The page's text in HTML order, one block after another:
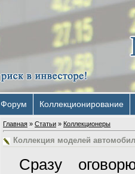
Форум Коллекционирование
Главная » Статьи » Коллекционеры
Коллекция моделей
Сразу